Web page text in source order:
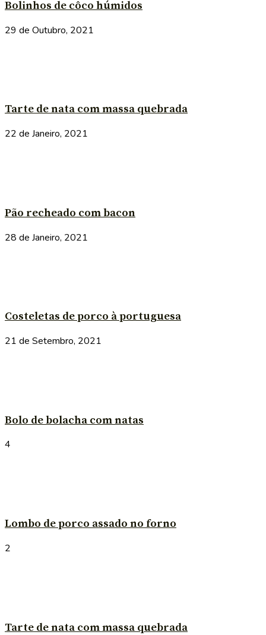
Bolinhos de côco húmidos
29 de Outubro, 2021
Tarte de nata com massa quebrada
22 de Janeiro, 2021
Pão recheado com bacon
28 de Janeiro, 2021
Costeletas de porco à portuguesa
21 de Setembro, 2021
Bolo de bolacha com natas
4
Lombo de porco assado no forno
2
Tarte de nata com massa quebrada